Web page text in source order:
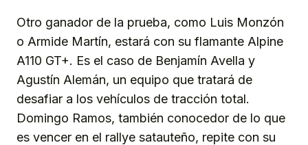
Otro ganador de la prueba, como Luis Monzón
o Armide Martín, estará con su flamante Alpine
A110 GT+. Es el caso de Benjamín Avella y
Agustín Alemán, un equipo que tratará de
desafiar a los vehículos de tracción total.
Domingo Ramos, también conocedor de lo que
es vencer en el rallye satauteño, repite con su